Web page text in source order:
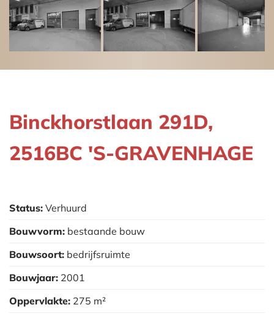
Binckhorstlaan 291D,
2516BC 'S-GRAVENHAGE
Status: Verhuurd
Bouwvorm: bestaande bouw
Bouwsoort: bedrijfsruimte
Bouwjaar: 2001
Oppervlakte: 275 m²